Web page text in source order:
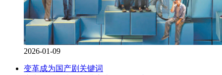
2026-01-09
变革成为国产剧关键词